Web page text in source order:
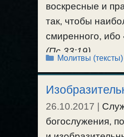
воскресные и
так, чтобы
смиренного, ибо
(Пс.33:19).
В аудио-
Рубрики
Молитвы (тексты)
26.10.2017
богослужения,